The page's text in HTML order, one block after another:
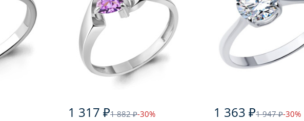
1 317 ₽1 882 ₽-30% 1 363 ₽1 947 ₽-30%